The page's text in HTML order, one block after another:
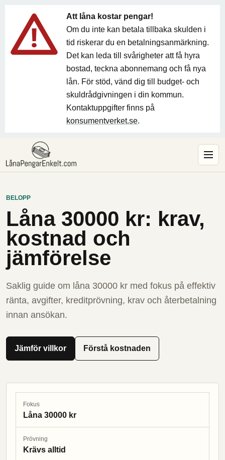
Att låna kostar pengar!
Om du inte kan betala tillbaka skulden i
tid riskerar du en betalningsanmärkning.
Det kan leda till svårigheter att få hyra
bostad, teckna abonnemang och få nya
lån. För stöd, vänd dig till budget- och
skuldrådgivningen i din kommun.
Kontaktuppgifter finns på
konsumentverket.se.
BELOPP
Låna 30000 kr: krav,
kostnad och
jämförelse
Saklig guide om låna 30000 kr med fokus på effektiv
ränta, avgifter, kreditprövning, krav och återbetalning
innan ansökan.
Jämför villkor Förstå kostnaden
Fokus
Låna 30000 kr
Prövning
Krävs alltid